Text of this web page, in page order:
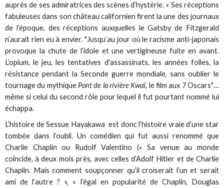
auprès de ses admiratrices des scènes d’hystérie. » Ses réceptions
fabuleuses dans son château californien firent la une des journaux
de l’époque, des réceptions auxquelles le Gatsby de Fitzgerald
n’aurait rien eu à envier. "Jusqu’au jour où le racisme anti-japonais
provoque la chute de l’idole et une vertigineuse fuite en avant.
L’opium, le jeu, les tentatives d'assassinats, les années folles, la
résistance pendant la Seconde guerre mondiale, sans oublier le
tournage du mythiquePont de la rivière Kwaï, le film aux 7 Oscars"…
même si celui du second rôle pour lequel il fut pourtant nommé lui
échappa.
L’histoire de Sessue Hayakawa est donc l’histoire vraie d’une star
tombée dans l’oubli. Un comédien qui fut aussi renommé que
Charlie Chaplin ou Rudolf Valentino (« Sa venue au monde
coïncide, à deux mois près, avec celles d’Adolf Hitler et de Charlie
Chaplin. Mais comment soupçonner qu’il croiserait l’un et serait
ami de l’autre ? », « l’égal en popularité de Chaplin, Douglas